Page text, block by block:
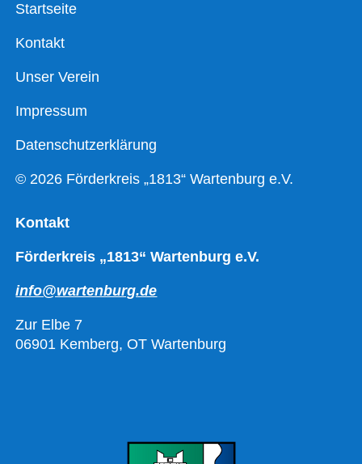
Startseite
Kontakt
Unser Verein
Impressum
Datenschutzerklärung
© 2026 Förderkreis „1813“ Wartenburg e.V.
Kontakt
Förderkreis „1813“ Wartenburg e.V.
info@wartenburg.de
Zur Elbe 7
06901 Kemberg, OT Wartenburg